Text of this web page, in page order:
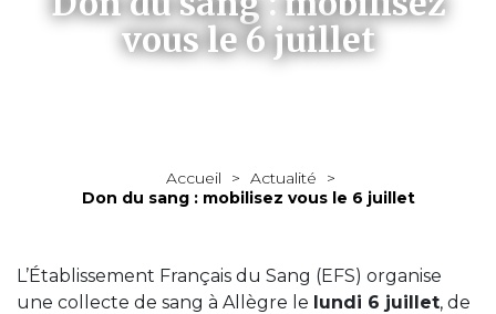
vous le 6 juillet
Accueil > Actualité
>
Don du sang : mobilisez vous le 6 juillet
L’Établissement Français du Sang (EFS) organise
une collecte de sang à Allègre le lundi 6 juillet, de